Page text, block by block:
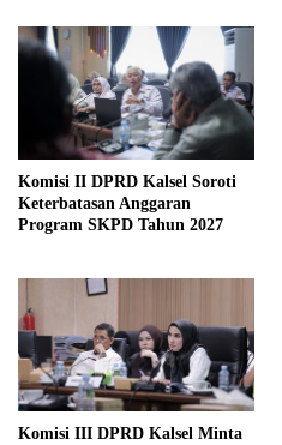
Komisi II DPRD Kalsel Soroti
Keterbatasan Anggaran
Program SKPD Tahun 2027
Komisi III DPRD Kalsel Minta